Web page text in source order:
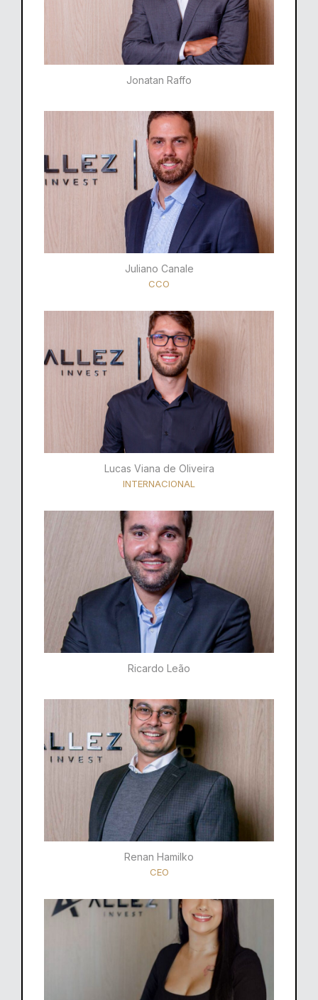
Jonatan Raffo
Juliano Canale
CCO
Lucas Viana de Oliveira
INTERNACIONAL
Ricardo Leão​
Renan Hamilko​
CEO